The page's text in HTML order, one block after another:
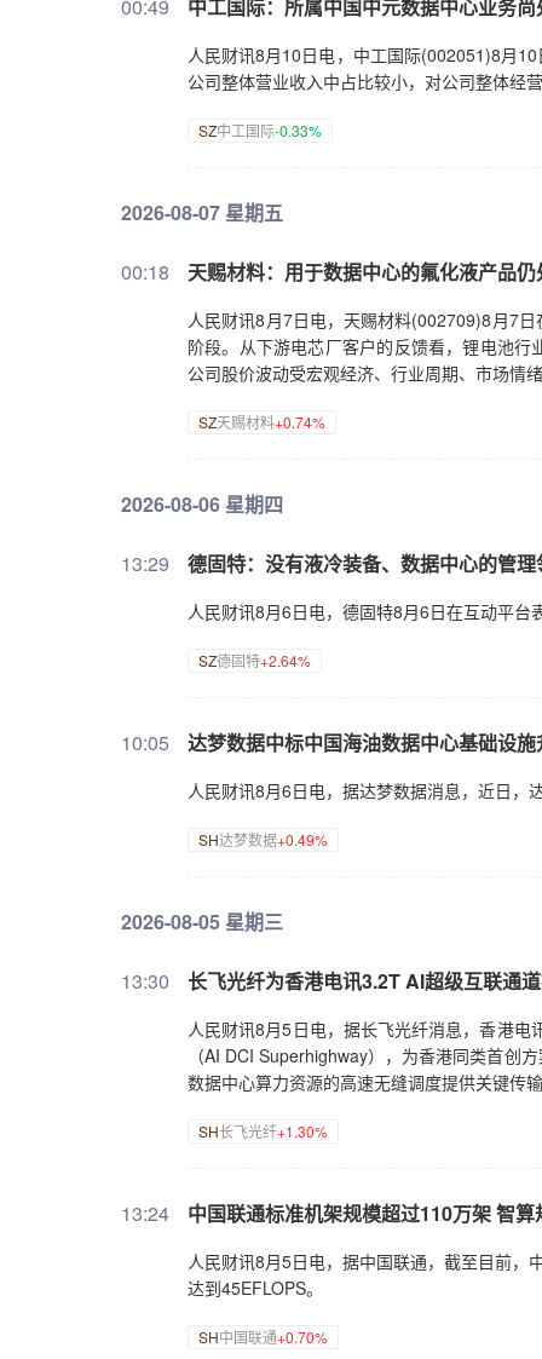
00:49 中工国际：所属中国中元数据中心业务
人民财讯8月10日电，中工国际(002051)8月
公司整体营业收入中占比较小，对公司整体经
SZ中工国际-0.33%
2026-08-07 星期五
00:18 天赐材料：用于数据中心的氟化液产品
人民财讯8月7日电，天赐材料(002709)8月7
阶段。从下游电芯厂客户的反馈看，锂电池
公司股价波动受宏观经济、行业周期、市场情
SZ天赐材料+0.74%
2026-08-06 星期四
13:29 德固特：没有液冷装备、数据中心的管
人民财讯8月6日电，德固特8月6日在互动平
SZ德固特+2.64%
10:05 达梦数据中标中国海油数据中心基础设
人民财讯8月6日电，据达梦数据消息，近日，
SH达梦数据+0.49%
2026-08-05 星期三
13:30 长飞光纤为香港电讯3.2T AI超级互联通
人民财讯8月5日电，据长飞光纤消息，香港
（AI DCI Superhighway），为香港同类首创
数据中心算力资源的高速无缝调度提供关键传
SH长飞光纤+1.30%
13:24 中国联通标准机架规模超过110万架 智
人民财讯8月5日电，据中国联通，截至目前，
达到45EFLOPS。
SH中国联通+0.70%